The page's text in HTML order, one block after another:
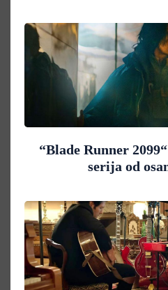
“Blade Runner
serija od